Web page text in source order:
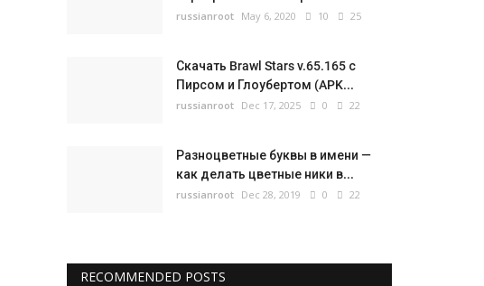
russianroot May 6, 2020 10 25
Скачать Brawl Stars v.65.165 с
Пирсом и Глоубертом (APK...
russianroot Dec 17, 2025 0 22
Разноцветные буквы в имени —
как делать цветные ники в...
russianroot Dec 28, 2019 0 22
RECOMMENDED POSTS